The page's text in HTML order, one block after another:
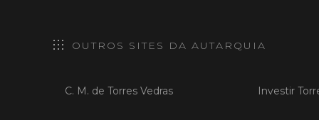
OUTROS SITES DA AUTARQUIA
C. M. de Torres Vedras Investir